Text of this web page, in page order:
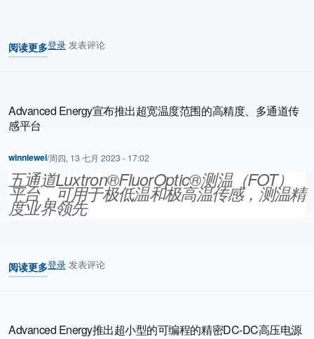
阅读更多
关于 Advanced Energy面向埃米时代推出变革性的等离子功率控制技
登录 发表评论
Advanced Energy宣布推出超宽温度范围的高精度、多通道传
感平台
winniewei/周四, 13 七月 2023 - 17:02
五通道Luxtron®FluorOptic®测温（FOT）
平台，可用于极低温和极高温传感，测温精
度业界领先
阅读更多
关于 Advanced Energy宣布推出超宽温度范围的高精度、多通道传感
登录 发表评论
Advanced Energy推出超小型的可编程的精密DC-DC高压电源